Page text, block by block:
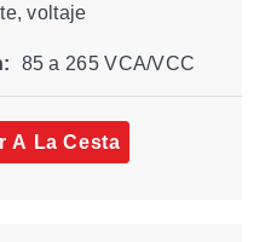
voltaje
85 a 265 VCA/VCC
A La Cesta